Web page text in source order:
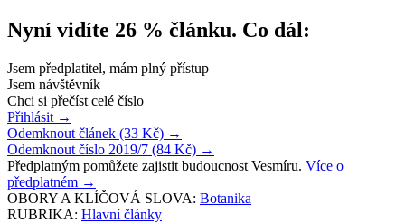
Nyní vidíte 26 % článku. Co dál:
Jsem předplatitel, mám plný přístup
Jsem návštěvník
Chci si přečíst celé číslo
Přihlásit →
Odemknout článek (33 Kč) →
Odemknout číslo 2019/7 (84 Kč) →
Předplatným pomůžete zajistit budoucnost Vesmíru. Více o
předplatném →
OBORY A KLÍČOVÁ SLOVA: Botanika
RUBRIKA: Hlavní články